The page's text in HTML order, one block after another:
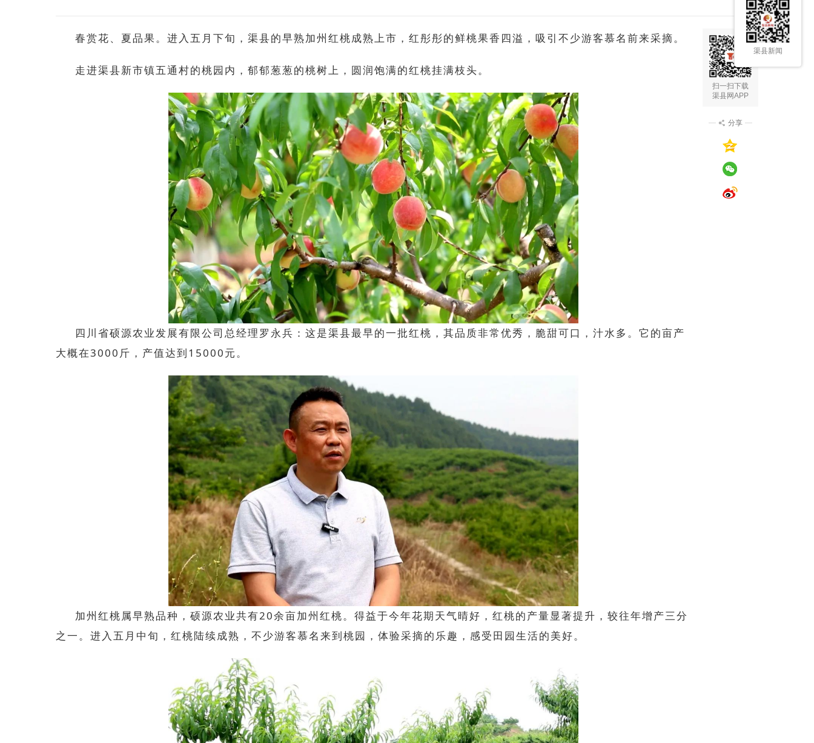
扫一扫下载
渠县网APP
分享
春赏花、夏品果。进入五月下旬，渠县的早熟加州红桃成熟上市，红彤彤的鲜桃果香四溢，吸引不少游客慕名前来采摘。
走进渠县新市镇五通村的桃园内，郁郁葱葱的桃树上，圆润饱满的红桃挂满枝头。
四川省硕源农业发展有限公司总经理罗永兵：这是渠县最早的一批红桃，其品质非常优秀，脆甜可口，汁水多。它的亩产
大概在3000斤，产值达到15000元。
加州红桃属早熟品种 ， 硕源农业共有20余亩加州红桃。得益于今年花期天气晴好，红桃的产量显著提升，较往年增产三分
之一。进入五月中旬，红桃陆续成熟，不少游客慕名来到桃园，体验采摘的乐趣，感受田园生活的美好。
渠县新闻